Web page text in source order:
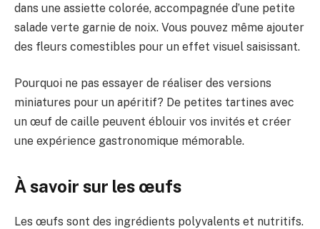
dans une assiette colorée, accompagnée d’une petite
salade verte garnie de noix. Vous pouvez même ajouter
des fleurs comestibles pour un effet visuel saisissant.
Pourquoi ne pas essayer de réaliser des versions
miniatures pour un apéritif? De petites tartines avec
un œuf de caille peuvent éblouir vos invités et créer
une expérience gastronomique mémorable.
À savoir sur les œufs
Les œufs sont des ingrédients polyvalents et nutritifs.